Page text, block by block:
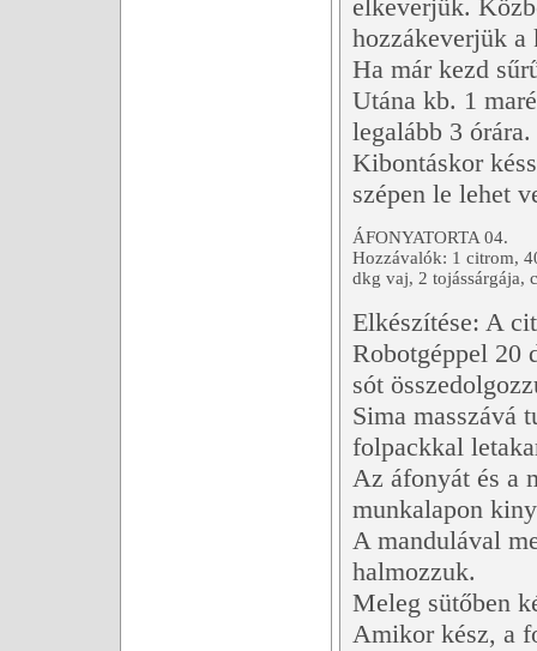
elkeverjük.
hozzákeverjük a
Ha már kezd
Utána kb. 1
legalább 3 órára.
Kibontáskor
szépen le lehet
ÁFONYATORTA 04.
Hozzávalók: 1 citrom,
dkg vaj, 2 tojássárgája,
Elkészítése: A
Robotgéppel 20
sót
Sima masszává
folpackkal
Az áfonyát és a
munkalapon
A mandulával
halmozzuk.
Meleg sütőben
Amikor kész, a